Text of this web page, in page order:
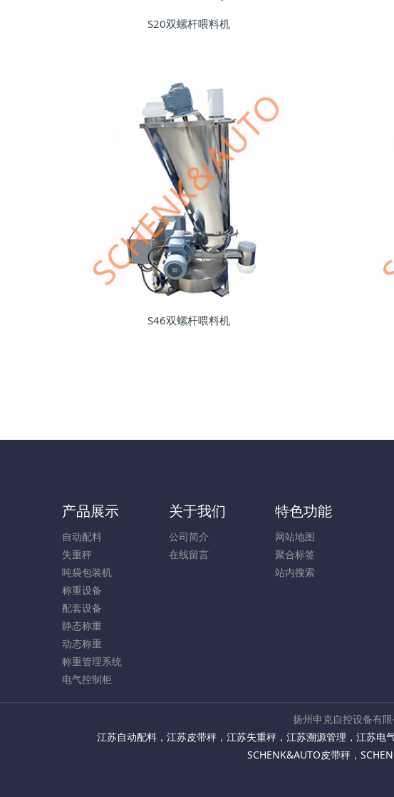
S20双螺杆喂料机
S46双螺杆喂料机
产品展示
自动配料
失重秤
吨袋包装机
称重设备
配套设备
静态称重
动态称重
称重管理系统
电气控制柜
关于我们
公司简介
在线留言
特色功能
网站地图
聚合标签
站内搜索
扬州申克自控设备有
江苏自动配料， 江苏皮带秤， 江苏失重秤， 江苏溯源管理 ， 江苏电
SCHENK&AUTO皮带秤 ，